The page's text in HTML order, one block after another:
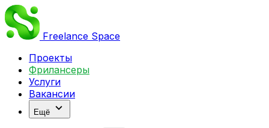
Freelance Space
Проекты
Фрилансеры
Услуги
Вакансии
Ещё expand_more